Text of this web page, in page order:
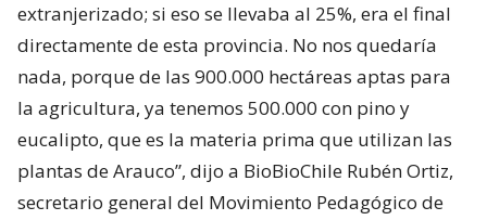
extranjerizado; si eso se llevaba al 25%, era el final
directamente de esta provincia. No nos quedaría
nada, porque de las 900.000 hectáreas aptas para
la agricultura, ya tenemos 500.000 con pino y
eucalipto, que es la materia prima que utilizan las
plantas de Arauco”, dijo a BioBioChile Rubén Ortiz,
secretario general del Movimiento Pedagógico de